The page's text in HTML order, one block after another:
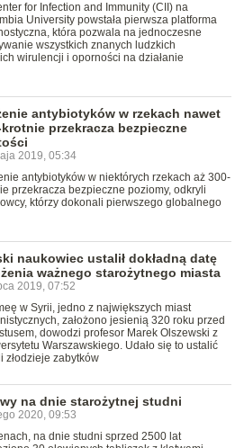
for Infection and Immunity (CII) na
University powstała pierwsza platforma
która pozwala na jednoczesne
wszystkich znanych ludzkich
wirulencji i oporności na działanie
antybiotyków w rzekach nawet
krotnie przekracza bezpieczne
2019, 05:34
antybiotyków w niektórych rzekach aż 300-
przekracza bezpieczne poziomy, odkryli
którzy dokonali pierwszego globalnego
naukowiec ustalił dokładną datę
ważnego starożytnego miasta
2019, 07:52
w Syrii, jedno z największych miast
założono jesienią 320 roku przed
dowodzi profesor Marek Olszewski z
Warszawskiego. Udało się to ustalić
złodzieje zabytków
na dnie starożytnej studni
2020, 09:53
na dnie studni sprzed 2500 lat